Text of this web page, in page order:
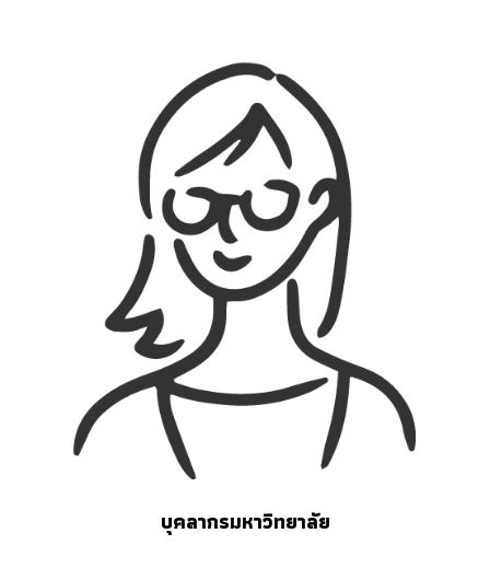
บุคลากรมหาวิทยาลัย